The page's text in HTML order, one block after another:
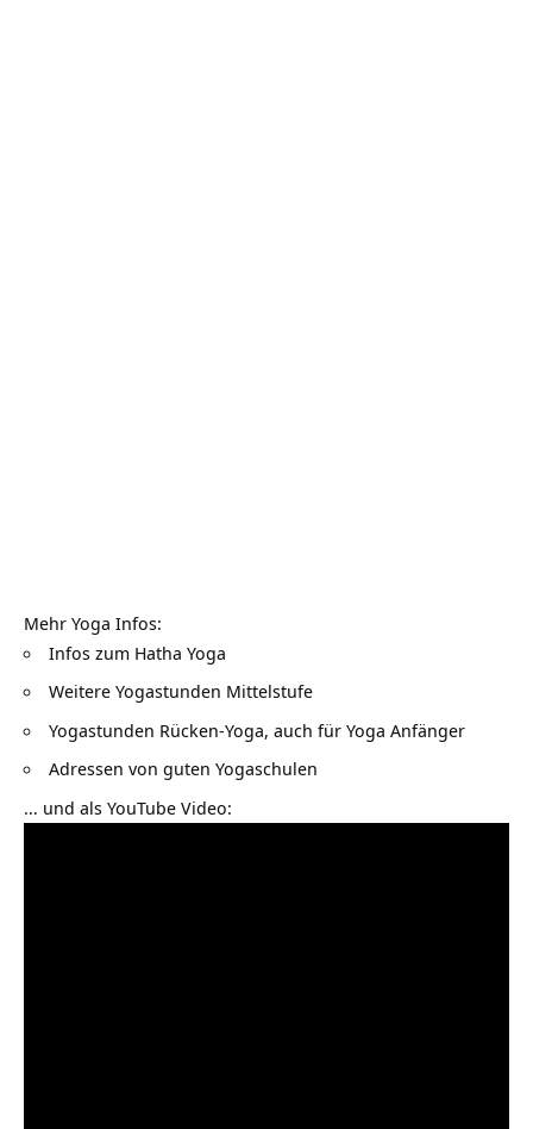
Mehr Yoga Infos:
Infos zum Hatha Yoga
Weitere Yogastunden Mittelstufe
Yogastunden Rücken-Yoga, auch für Yoga Anfänger
Adressen von guten Yogaschulen
… und als YouTube Video: